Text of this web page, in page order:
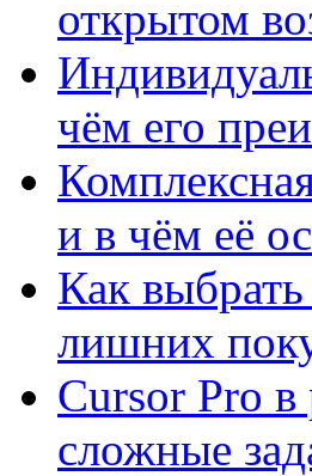
открытом
чём его
и в чём её
Как
лишних
Cursor Pro в
сложные